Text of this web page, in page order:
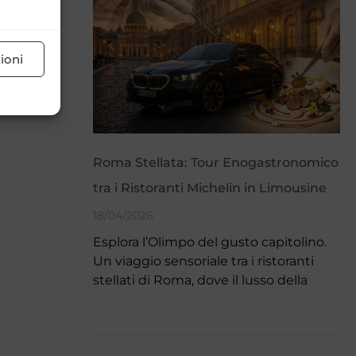
Roma Stellata: Tour Enogastronomico
tra i Ristoranti Michelin in Limousine
18/04/2026
Esplora l’Olimpo del gusto capitolino.
Un viaggio sensoriale tra i ristoranti
stellati di Roma, dove il lusso della